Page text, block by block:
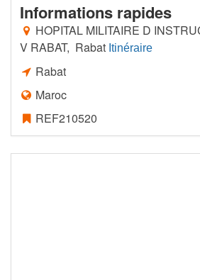
Informations rapides
HOPITAL MILITAIRE D
V RABAT, Rabat Itinéraire
Rabat
Maroc
REF210520